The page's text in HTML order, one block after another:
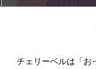
チェリーベルは「お